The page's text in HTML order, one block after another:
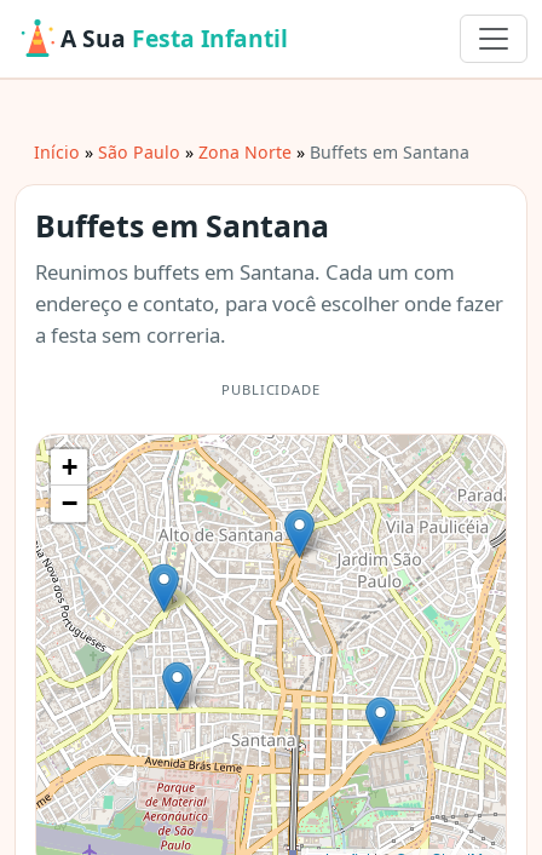
A Sua Festa Infantil
Início São Paulo Zona Norte Buffets em Santana
Buffets em Santana
Reunimos buffets em Santana. Cada um com
endereço e contato, para você escolher onde fazer
a festa sem correria.
PUBLICIDADE
+
−